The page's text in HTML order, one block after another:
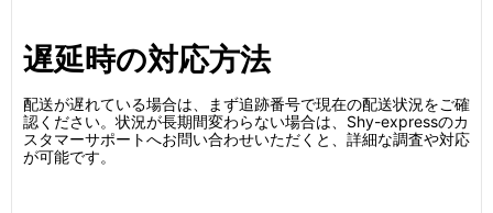
遅延時の対応方法
配送が遅れている場合は、まず追跡番号で現在の配送状況をご確
認ください。状況が長期間変わらない場合は、Shy-expressのカ
スタマーサポートへお問い合わせいただくと、詳細な調査や対応
が可能です。